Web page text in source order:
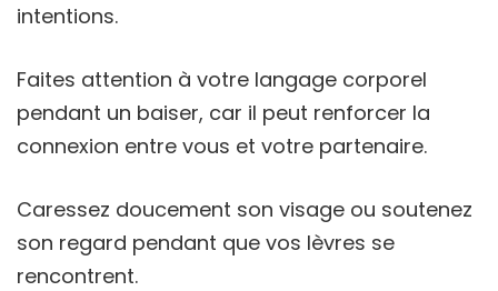
intentions.
Faites attention à votre langage corporel
pendant un baiser, car il peut renforcer la
connexion entre vous et votre partenaire.
Caressez doucement son visage ou soutenez
son regard pendant que vos lèvres se
rencontrent.